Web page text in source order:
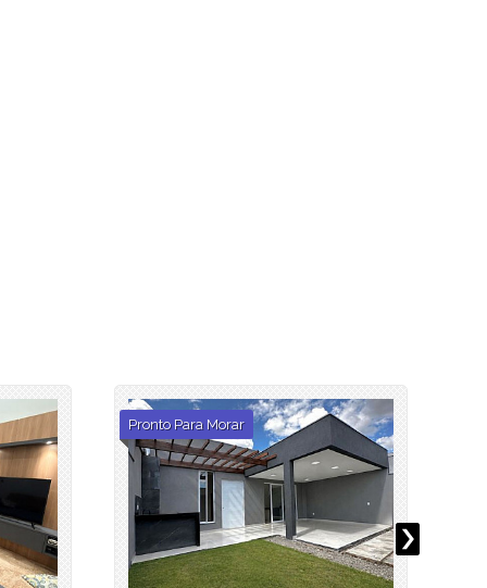
Pronto Para Morar